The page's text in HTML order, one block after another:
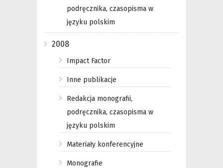
podręcznika, czasopisma w
języku polskim
2008
Impact Factor
Inne publikacje
Redakcja monografii,
podręcznika, czasopisma w
języku polskim
Materiały konferencyjne
Monografie